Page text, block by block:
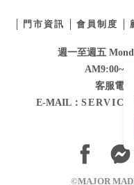
門市資訊 會員制度
週一至週五
客服電話
E-MAIL：
©MAJOR